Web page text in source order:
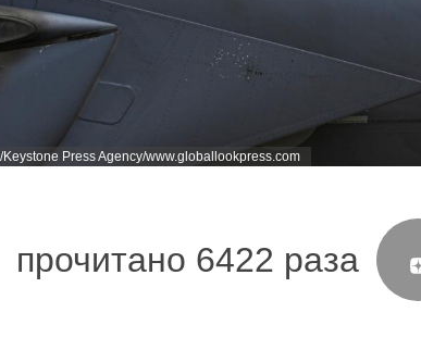
Press Agency/www.globallookpress.com
прочитано 6422 раза